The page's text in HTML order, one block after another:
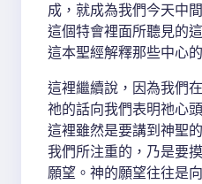
成，就成為我們今天中
這個特會裡面所聽見的
這本聖經解釋那些中心
這裡繼續說，因為我們
祂的話向我們表明祂心
這裡雖然是要講到神聖
我們所注重的，乃是要
願望。神的願望往往是